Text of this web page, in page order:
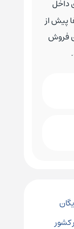
هوایی چینت
داخل
پیش از
فروش
کشور